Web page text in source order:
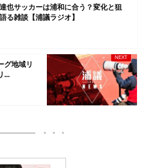
也サッカーは浦和に合う？変化と狙
る雑談【浦議ラジオ】
グ地域リ
...